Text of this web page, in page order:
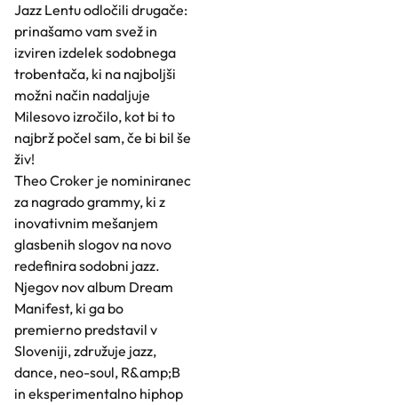
Jazz Lentu odločili drugače:
prinašamo vam svež in
izviren izdelek sodobnega
trobentača, ki na najboljši
možni način nadaljuje
Milesovo izročilo, kot bi to
najbrž počel sam, če bi bil še
živ!
Theo Croker je nominiranec
za nagrado grammy, ki z
inovativnim mešanjem
glasbenih slogov na novo
redefinira sodobni jazz.
Njegov nov album Dream
Manifest, ki ga bo
premierno predstavil v
Sloveniji, združuje jazz,
dance, neo-soul, R&amp;B
in eksperimentalno hiphop